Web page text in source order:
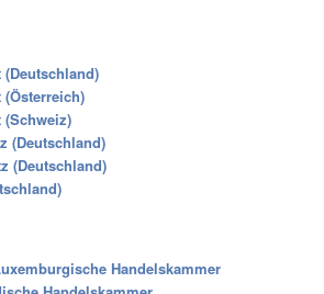
(Schweiz)
(Deutschland)
(Deutschland)
Handelskammer